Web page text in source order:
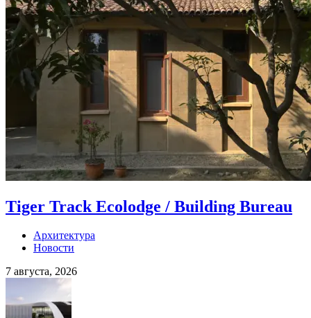
Tiger Track Ecolodge / Building Bureau
Архитектура
Новости
7 августа, 2026